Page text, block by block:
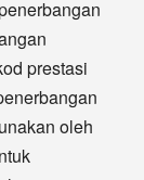
prestasi
oleh